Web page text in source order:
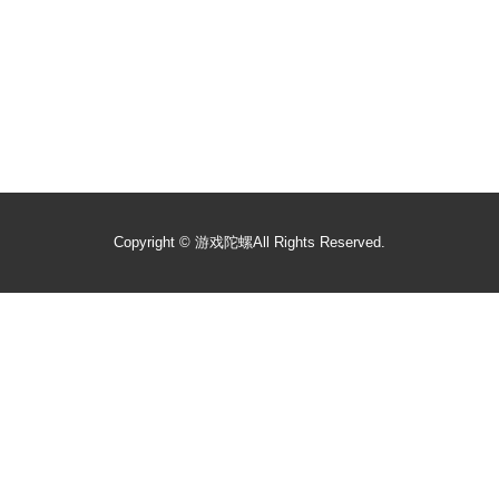
Copyright © 游戏陀螺All Rights Reserved.